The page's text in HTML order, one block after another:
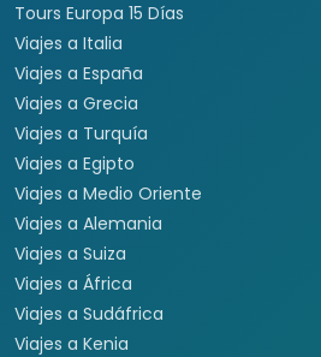
Tours Europa 15 Días
Viajes a Italia
Viajes a España
Viajes a Grecia
Viajes a Turquía
Viajes a Egipto
Viajes a Medio Oriente
Viajes a Alemania
Viajes a Suiza
Viajes a África
Viajes a Sudáfrica
Viajes a Kenia